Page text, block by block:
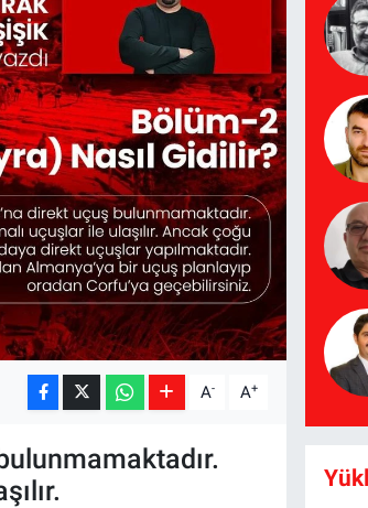
A- A+